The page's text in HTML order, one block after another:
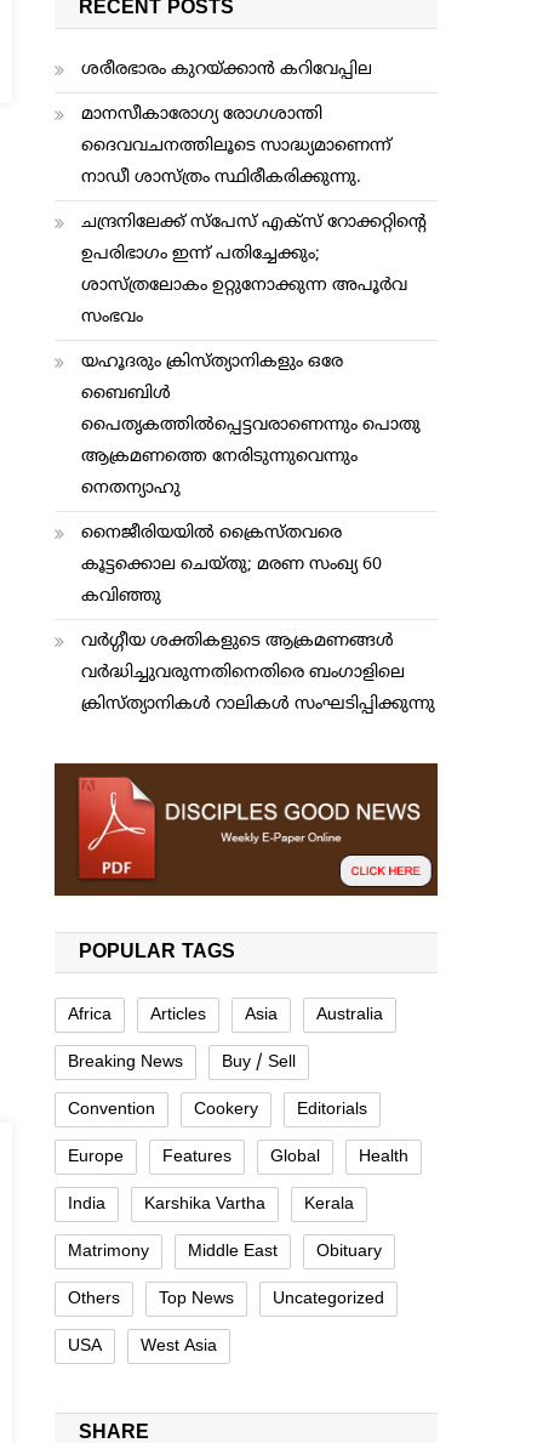
RECENT POSTS
ശരീരഭാരം കുറയ്ക്കാന്‍ കറിവേപ്പില
മാനസീകാരോഗ്യ രോഗശാന്തി
ദൈവവചനത്തിലൂടെ സാദ്ധ്യമാണെന്ന്
നാഡീ ശാസ്ത്രം സ്ഥിരീകരിക്കുന്നു.
ചന്ദ്രനിലേക്ക് സ്പേസ് എക്സ് റോക്കറ്റിന്റെ
ഉപരിഭാഗം ഇന്ന് പതിച്ചേക്കും;
ശാസ്ത്രലോകം ഉറ്റുനോക്കുന്ന അപൂർവ
സംഭവം
യഹൂദരും ക്രിസ്ത്യാനികളും ഒരേ
ബൈബിള്‍
പൈതൃകത്തില്‍പ്പെട്ടവരാണെന്നും പൊതു
ആക്രമണത്തെ നേരിടുന്നുവെന്നും
നെതന്യാഹു
നൈജീരിയയില്‍ ക്രൈസ്തവരെ
കൂട്ടക്കൊല ചെയ്തു; മരണ സംഖ്യ 60
കവിഞ്ഞു
വര്‍ഗ്ഗീയ ശക്തികളുടെ ആക്രമണങ്ങള്‍
വര്‍ദ്ധിച്ചുവരുന്നതിനെതിരെ ബംഗാളിലെ
ക്രിസ്ത്യാനികള്‍ റാലികള്‍ സംഘടിപ്പിക്കുന്നു
POPULAR TAGS
Africa Articles Asia Australia
Breaking News Buy / Sell
Convention Cookery Editorials
Europe Features Global Health
India Karshika Vartha Kerala
Matrimony Middle East Obituary
Others Top News Uncategorized
USA West Asia
SHARE